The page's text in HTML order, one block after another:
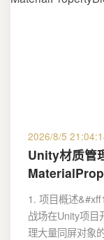
2026/8/5
Unity材质管
1. 项目概述
战场在Unity项目
理大量同屏对象